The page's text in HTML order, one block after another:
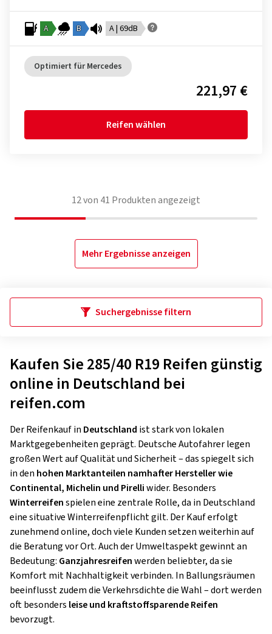
A B A | 69dB
Optimiert für Mercedes
221,97 €
Reifen wählen
12von 41 Produkten angezeigt
Mehr Ergebnisse anzeigen
Suchergebnisse filtern
Kaufen Sie 285/40 R19 Reifen günstig
online in Deutschland bei
reifen.com
Der Reifenkauf in Deutschland ist stark von lokalen
Marktgegebenheiten geprägt. Deutsche Autofahrer legen
großen Wert auf Qualität und Sicherheit – das spiegelt sich
in den hohen Marktanteilen namhafter Hersteller wie
Continental, Michelin und Pirelliwider. Besonders
Winterreifenspielen eine zentrale Rolle, da in Deutschland
eine situative Winterreifenpflicht gilt. Der Kauf erfolgt
zunehmend online, doch viele Kunden setzen weiterhin auf
die Beratung vor Ort. Auch der Umweltaspekt gewinnt an
Bedeutung: Ganzjahresreifenwerden beliebter, da sie
Komfort mit Nachhaltigkeit verbinden. In Ballungsräumen
beeinflusst zudem die Verkehrsdichte die Wahl – dort werden
oft besonders leise und kraftstoffsparende Reifen
bevorzugt.